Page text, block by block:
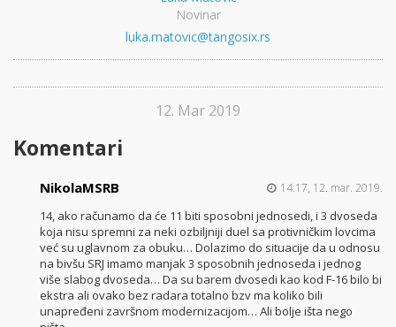
Novinar
luka.matovic@tangosix.rs
12. Mar 2019
Komentari
NikolaMSRB 14:17, 12. mar. 2019.
14, ako računamo da će 11 biti sposobni jednosedi, i 3 dvoseda
koja nisu spremni za neki ozbiljniji duel sa protivničkim lovcima
već su uglavnom za obuku… Dolazimo do situacije da u odnosu
na bivšu SRJ imamo manjak 3 sposobnih jednoseda i jednog
više slabog dvoseda… Da su barem dvosedi kao kod F-16 bilo bi
ekstra ali ovako bez radara totalno bzv ma koliko bili
unapređeni završnom modernizacijom… Ali bolje išta nego